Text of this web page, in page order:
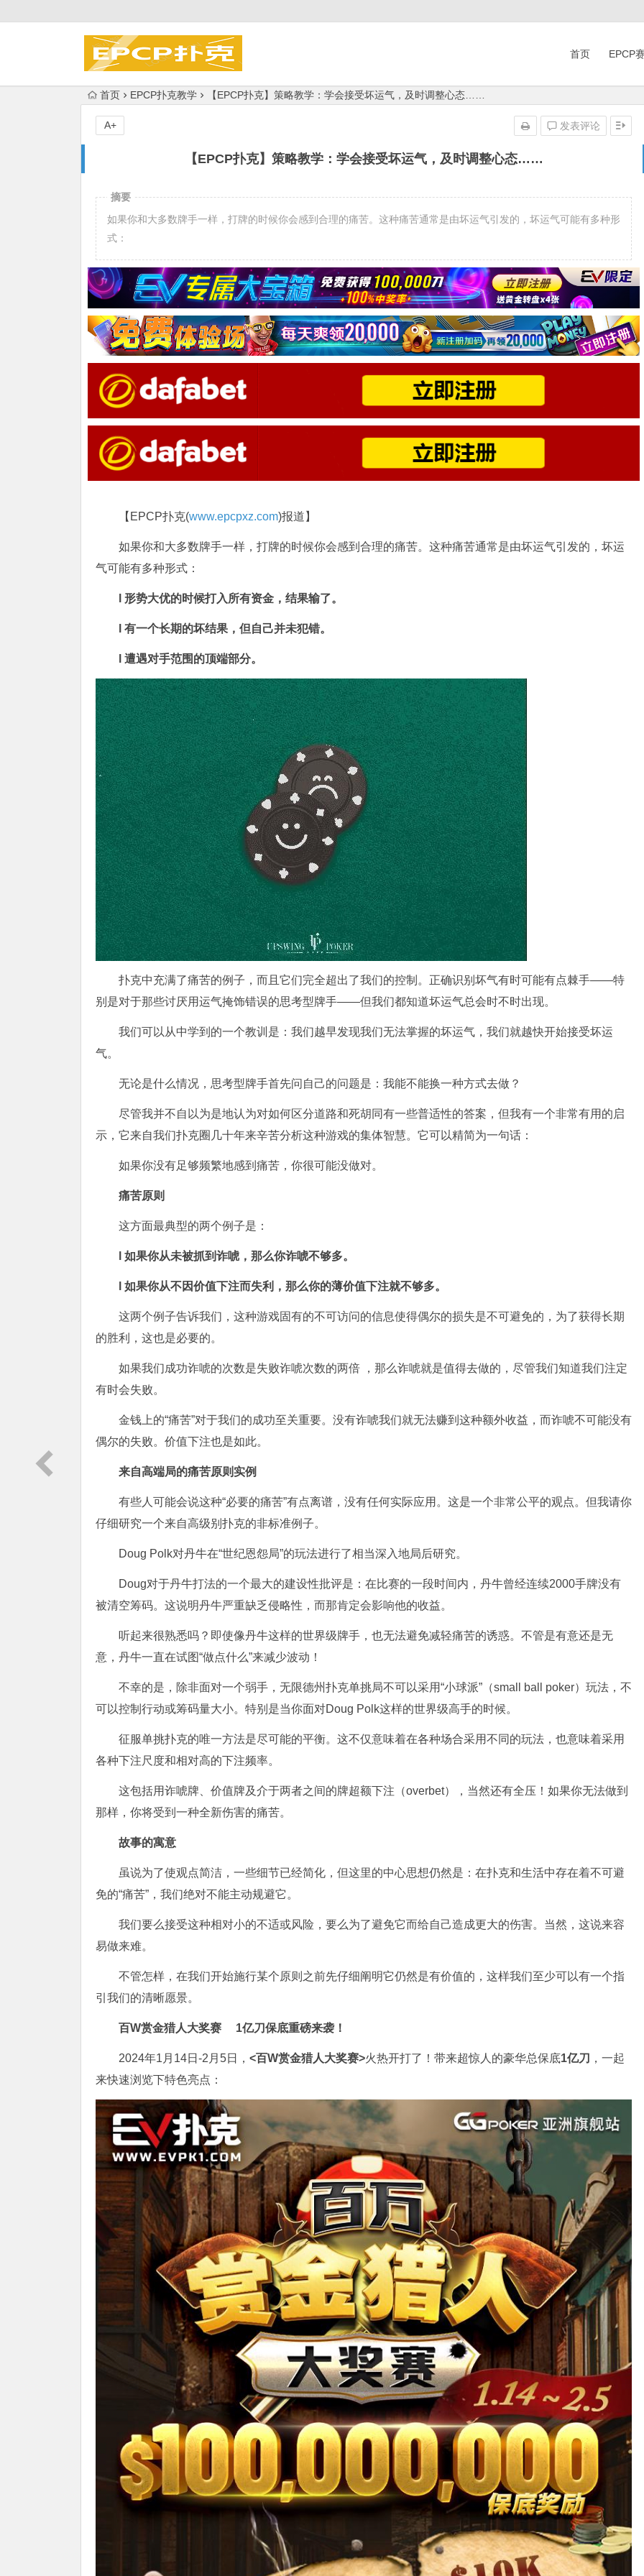
首页 EPCP
首页 EPCP扑克教学 【EPCP扑克】策略教学：学会接受坏运气，及时调整心态……
【EPCP扑克】策略教学：学会接受坏运气，及时调整心态……
发表评论
A+
摘要
如果你和大多数牌手一样，打牌的时候你会感到合理的痛苦。这种痛苦通常是由坏运气引发的，坏运气可能有多种形
式：
【EPCP扑克(www.epcpxz.com)报道】
如果你和大多数牌手一样，打牌的时候你会感到合理的痛苦。这种痛苦通常是由坏运气引发的，坏运
气可能有多种形式：
l 形势大优的时候打入所有资金，结果输了。
l 有一个长期的坏结果，但自己并未犯错。
l 遭遇对手范围的顶端部分。
扑克中充满了痛苦的例子，而且它们完全超出了我们的控制。正确识别坏气有时可能有点棘手——特
别是对于那些讨厌用运气掩饰错误的思考型牌手——但我们都知道坏运气总会时不时出现。
我们可以从中学到的一个教训是：我们越早发现我们无法掌握的坏运气，我们就越快开始接受坏运
气。
无论是什么情况，思考型牌手首先问自己的问题是：我能不能换一种方式去做？
尽管我并不自以为是地认为对如何区分道路和死胡同有一些普适性的答案，但我有一个非常有用的启
示，它来自我们扑克圈几十年来辛苦分析这种游戏的集体智慧。它可以精简为一句话：
如果你没有足够频繁地感到痛苦，你很可能没做对。
痛苦原则
这方面最典型的两个例子是：
l 如果你从未被抓到诈唬，那么你诈唬不够多。
l 如果你从不因价值下注而失利，那么你的薄价值下注就不够多。
这两个例子告诉我们，这种游戏固有的不可访问的信息使得偶尔的损失是不可避免的，为了获得长期
的胜利，这也是必要的。
如果我们成功诈唬的次数是失败诈唬次数的两倍 ，那么诈唬就是值得去做的，尽管我们知道我们注定
有时会失败。
金钱上的“痛苦”对于我们的成功至关重要。没有诈唬我们就无法赚到这种额外收益，而诈唬不可能没有
偶尔的失败。价值下注也是如此。
来自高端局的痛苦原则实例
有些人可能会说这种“必要的痛苦”有点离谱，没有任何实际应用。这是一个非常公平的观点。但我请你
仔细研究一个来自高级别扑克的非标准例子。
Doug Polk对丹牛在“世纪恩怨局”的玩法进行了相当深入地局后研究。
Doug对于丹牛打法的一个最大的建设性批评是：在比赛的一段时间内，丹牛曾经连续2000手牌没有
被清空筹码。这说明丹牛严重缺乏侵略性，而那肯定会影响他的收益。
听起来很熟悉吗？即使像丹牛这样的世界级牌手，也无法避免减轻痛苦的诱惑。不管是有意还是无
意，丹牛一直在试图“做点什么”来减少波动！
不幸的是，除非面对一个弱手，无限德州扑克单挑局不可以采用“小球派”（small ball poker）玩法，不
可以控制行动或筹码量大小。特别是当你面对Doug Polk这样的世界级高手的时候。
征服单挑扑克的唯一方法是尽可能的平衡。这不仅意味着在各种场合采用不同的玩法，也意味着采用
各种下注尺度和相对高的下注频率。
这包括用诈唬牌、价值牌及介于两者之间的牌超额下注（overbet），当然还有全压！如果你无法做到
那样，你将受到一种全新伤害的痛苦。
故事的寓意
虽说为了使观点简洁，一些细节已经简化，但这里的中心思想仍然是：在扑克和生活中存在着不可避
免的“痛苦”，我们绝对不能主动规避它。
我们要么接受这种相对小的不适或风险，要么为了避免它而给自己造成更大的伤害。当然，这说来容
易做来难。
不管怎样，在我们开始施行某个原则之前先仔细阐明它仍然是有价值的，这样我们至少可以有一个指
引我们的清晰愿景。
百W赏金猎人大奖赛 1亿刀保底重磅来袭！
2024年1月14日-2月5日， <百W赏金猎人大奖赛>火热开打了！带来超惊人的豪华总保底1亿刀 ，一起
来快速浏览下特色亮点：